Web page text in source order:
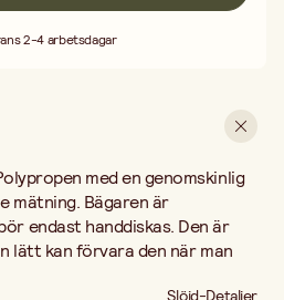
2-4 arbetsdagar
med en genomskinlig
mätning. Bägaren är
endast handdiskas. Den är
lätt kan förvara den när man
Slöjd-Detaljer